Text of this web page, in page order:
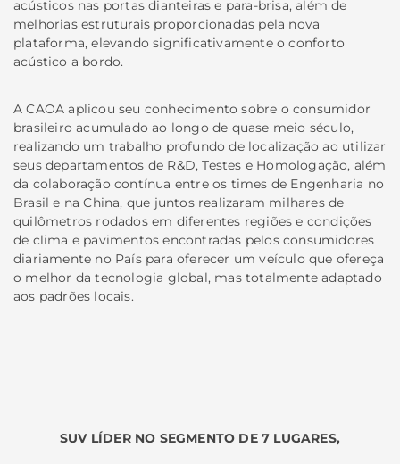
acústicos nas portas dianteiras e para-brisa, além de
melhorias estruturais proporcionadas pela nova
plataforma, elevando significativamente o conforto
acústico a bordo.
A CAOA aplicou seu conhecimento sobre o consumidor
brasileiro acumulado ao longo de quase meio século,
realizando um trabalho profundo de localização ao utilizar
seus departamentos de R&D, Testes e Homologação, além
da colaboração contínua entre os times de Engenharia no
Brasil e na China, que juntos realizaram milhares de
quilômetros rodados em diferentes regiões e condições
de clima e pavimentos encontradas pelos consumidores
diariamente no País para oferecer um veículo que ofereça
o melhor da tecnologia global, mas totalmente adaptado
aos padrões locais.
SUV LÍDER NO SEGMENTO DE 7 LUGARES,